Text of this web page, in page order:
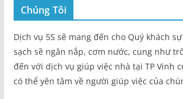
Chúng Tôi
Dịch vụ 5S sẽ mang đến cho Quý khách
sạch sẽ ngăn nắp, cơm nước, cung như
đến với dịch vụ giúp việc nhà tại TP Vinh
có thể yên tâm về người giúp việc của